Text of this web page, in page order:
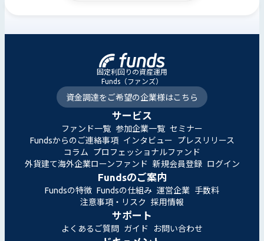
固定利回りの資産運用
Funds（ファンズ）
資金調達をご希望の企業様はこちら
サービス
ファンド一覧 参加企業一覧 セミナー
Fundsからのご連絡事項 インタビュー
プレスリリース
コラム
プロフェッショナルファンド
外貨建て海外企業ローンファンド 新規会員登録 ログイン
Fundsのご案内
Fundsの特徴 Fundsの仕組み 運営企業 手数料
注意事項・リスク
採用情報
サポート
よくあるご質問 ガイド お問い合わせ